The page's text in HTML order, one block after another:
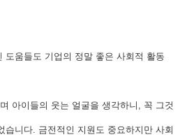
도움들도 기업의 정말 좋은 사회적 활동
아이들의 웃는 얼굴을 생각하니, 꼭 그것
습니다. 금전적인 지원도 중요하지만 사회